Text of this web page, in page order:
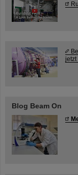
jetzt
Blog Beam On